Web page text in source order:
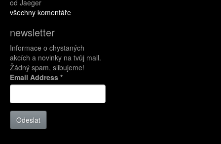
od Jaeger
všechny komentáře
newsletter
Informace o chystaných
akcích a novinky na tvůj mail.
Žádný spam, slibujeme!
Email Address *
Odeslat